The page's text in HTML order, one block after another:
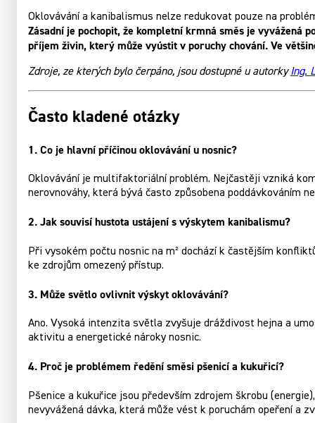
Oklovávání a kanibalismus nelze redukovat pouze na
Zásadní je pochopit, že kompletní krmná směs je vyvážená
příjem živin, který může vyústit v poruchy chování. Ve
Zdroje, ze kterých bylo čerpáno, jsou dostupné u autorkyIng.
Často kladené otázky
1. Co je hlavní příčinou oklovávání u nosnic?
Oklovávání je multifaktoriální problém. Nejčastěji vzniká
nerovnováhy, která bývá často způsobena poddávkováním
2. Jak souvisí hustota ustájení s výskytem kanibalismu?
Při vysokém počtu nosnic na m² dochází k častějším
ke zdrojům omezený přístup.
3. Může světlo ovlivnit výskyt oklovávání?
Ano. Vysoká intenzita světla zvyšuje dráždivost hejna a
aktivitu a energetické nároky nosnic.
4. Proč je problémem ředění směsi pšenicí a kukuřicí?
Pšenice a kukuřice jsou především zdrojem škrobu
nevyvážená dávka, která může vést k poruchám opeření a